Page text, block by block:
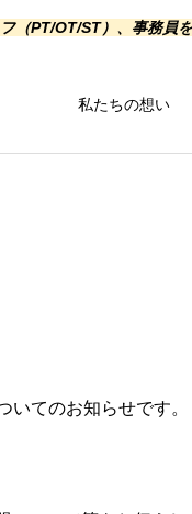
（PT/OT/ST）、事務員
私たちの想い
てのお知らせです。